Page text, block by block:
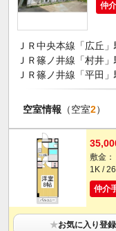
仲
ＪＲ中央本線「広丘
ＪＲ篠ノ井線「村井
ＪＲ篠ノ井線「平田
空室情報 （空室2）
敷金：
1K /
仲介
★お気に入り登録